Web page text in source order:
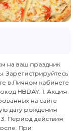
на ваш праздник
Зарегистрируйтесь
в Личном кабинете
HBDAY. 1. Акция
на сайте
дату рождения
Период действия
При